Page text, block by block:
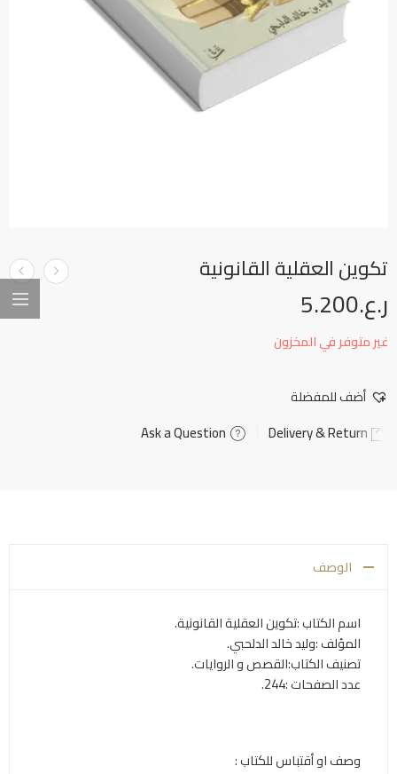
تكوين العقلية القانونية
ر.ع.5.200
غير متوفر في المخزون
أضف للمفضلة
الوصف
اسم الكتاب :تكوين العقلية القانونية.
المؤلف :وليد خالد الدلحبي.
تصنيف الكتاب:القصص و الروايات.
عدد الصفحات :244.
وصف او أقتباس للكتاب :